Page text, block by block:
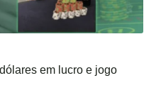
em lucro e jogo